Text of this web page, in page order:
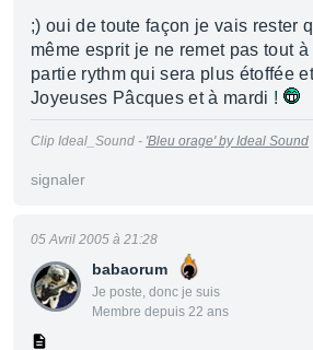
;) oui de toute façon je vais rester
même esprit je ne remet pas tout
partie rythm qui sera plus étoffée
Joyeuses Pâcques et à mardi !
Clip Ideal_Sound - 'Bleu orage' by Ideal Sound
signaler
babaorum
Je poste, donc je suis
Membre depuis 22 ans
05 Avril 2005 à 21:28